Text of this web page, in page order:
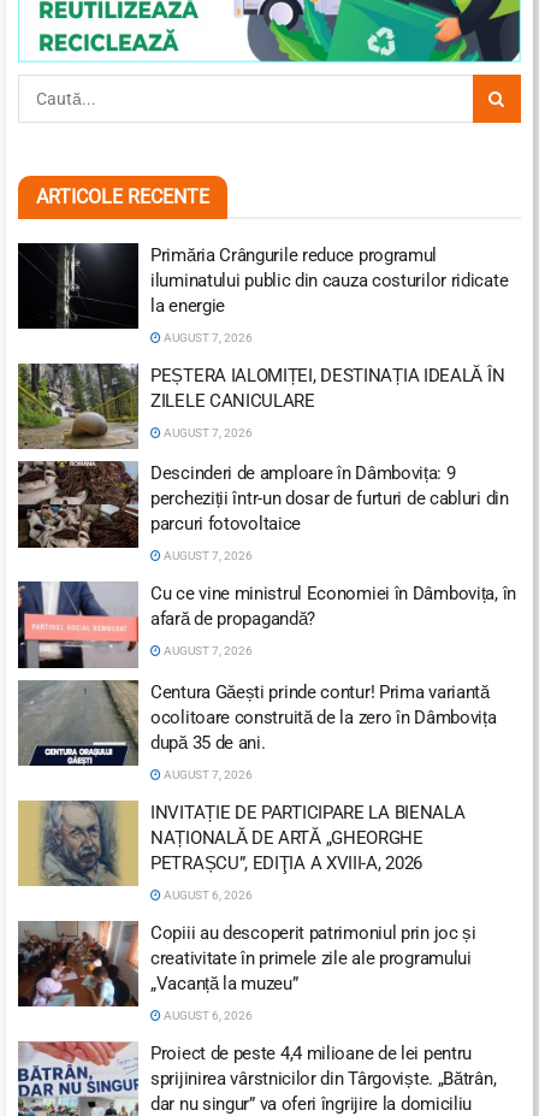
ARTICOLE RECENTE
Primăria Crângurile reduce programul
iluminatului public din cauza costurilor ridicate
la energie
AUGUST 7, 2026
PEȘTERA IALOMIȚEI, DESTINAȚIA IDEALĂ ÎN
ZILELE CANICULARE
AUGUST 7, 2026
Descinderi de amploare în Dâmbovița: 9
percheziții într-un dosar de furturi de cabluri din
parcuri fotovoltaice
AUGUST 7, 2026
Cu ce vine ministrul Economiei în Dâmbovița, în
afară de propagandă?
AUGUST 7, 2026
Centura Găești prinde contur! Prima variantă
ocolitoare construită de la zero în Dâmbovița
după 35 de ani.
AUGUST 7, 2026
INVITAȚIE DE PARTICIPARE LA BIENALA
NAȚIONALĂ DE ARTĂ „GHEORGHE
PETRAȘCU”, EDIŢIA A XVIII-A, 2026
AUGUST 6, 2026
Copiii au descoperit patrimoniul prin joc și
creativitate în primele zile ale programului
„Vacanță la muzeu”
AUGUST 6, 2026
Proiect de peste 4,4 milioane de lei pentru
sprijinirea vârstnicilor din Târgoviște. „Bătrân,
dar nu singur” va oferi îngrijire la domiciliu